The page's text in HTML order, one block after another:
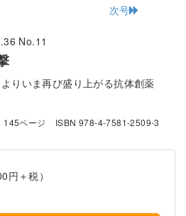
次号
No.11
りいま再び盛り上がる抗体創薬
145ページ ISBN 978-4-7581-2509-3
円＋税）